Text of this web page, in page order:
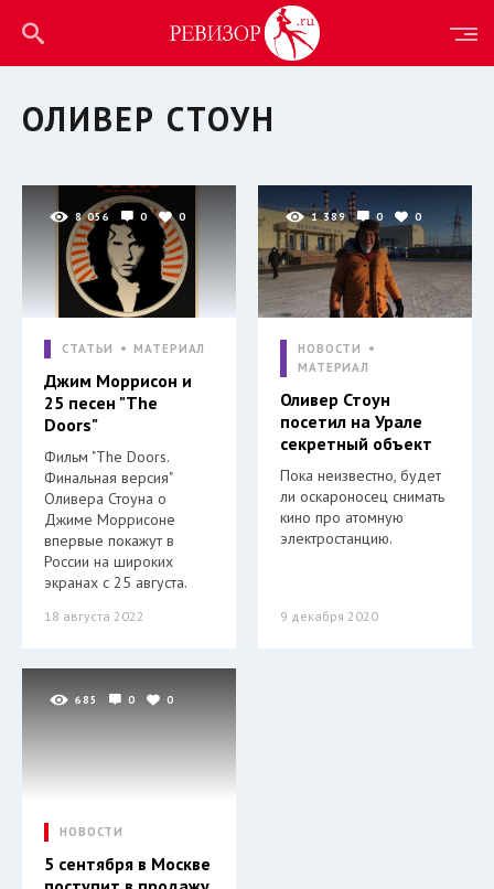
ОЛИВЕР СТОУН
8 056 0 0
СТАТЬИ МАТЕРИАЛ
Джим Моррисон и
25 песен "The
Doors"
Фильм "The Doors.
Финальная версия"
Оливера Стоуна о
Джиме Моррисоне
впервые покажут в
России на широких
экранах с 25 августа.
18 августа 2022
1 389 0 0
НОВОСТИ
МАТЕРИАЛ
Оливер Стоун
посетил на Урале
секретный объект
Пока неизвестно, будет
ли оскароносец снимать
кино про атомную
электростанцию.
9 декабря 2020
685 0 0
НОВОСТИ
5 сентября в Москве